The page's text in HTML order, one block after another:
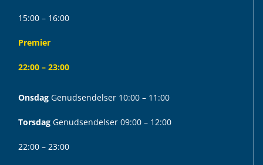
15:00 – 16:00
Premier
22:00 – 23:00
Onsdag Genudsendelser 10:00 – 11:00
Torsdag Genudsendelser 09:00 – 12:00
22:00 – 23:00